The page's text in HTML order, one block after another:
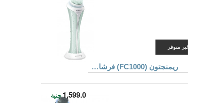
غير متوفر
ريمنجتون (FC1000) فرشاة تنظيف الوجه القابلة للشحن و مخصصة للنساء فقط
1,599.0جنية